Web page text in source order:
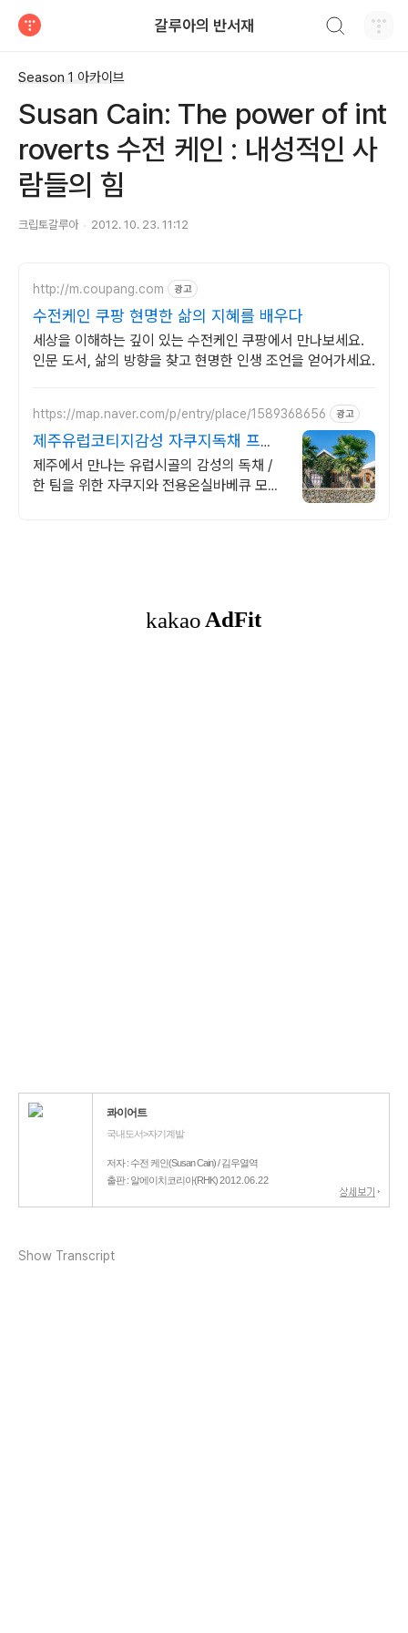
갈루아의 반서재
Season 1 아카이브
Susan Cain: The power of int
roverts 수전 케인 : 내성적인 사
람들의 힘
크립토갈루아 2012. 10. 23. 11:12
http://m.coupang.com 광고
수전케인 쿠팡 현명한 삶의 지혜를 배우다
세상을 이해하는 깊이 있는 수전케인 쿠팡에서 만나보세요.
인문 도서, 삶의 방향을 찾고 현명한 인생 조언을 얻어가세요.
https://map.naver.com/p/entry/place/1589368656 광고
제주유럽코티지감성 자쿠지독채 프라
이빗 제주여행, 유럽감성
제주에서 만나는 유럽시골의 감성의 독채 /
한 팀을 위한 자쿠지와 전용온실바베큐 모두
콰이어트
국내도서>자기계발
저자 : 수전 케인(Susan Cain) / 김우열역
출판 : 알에이치코리아(RHK)2012.06.22
Show Transcript